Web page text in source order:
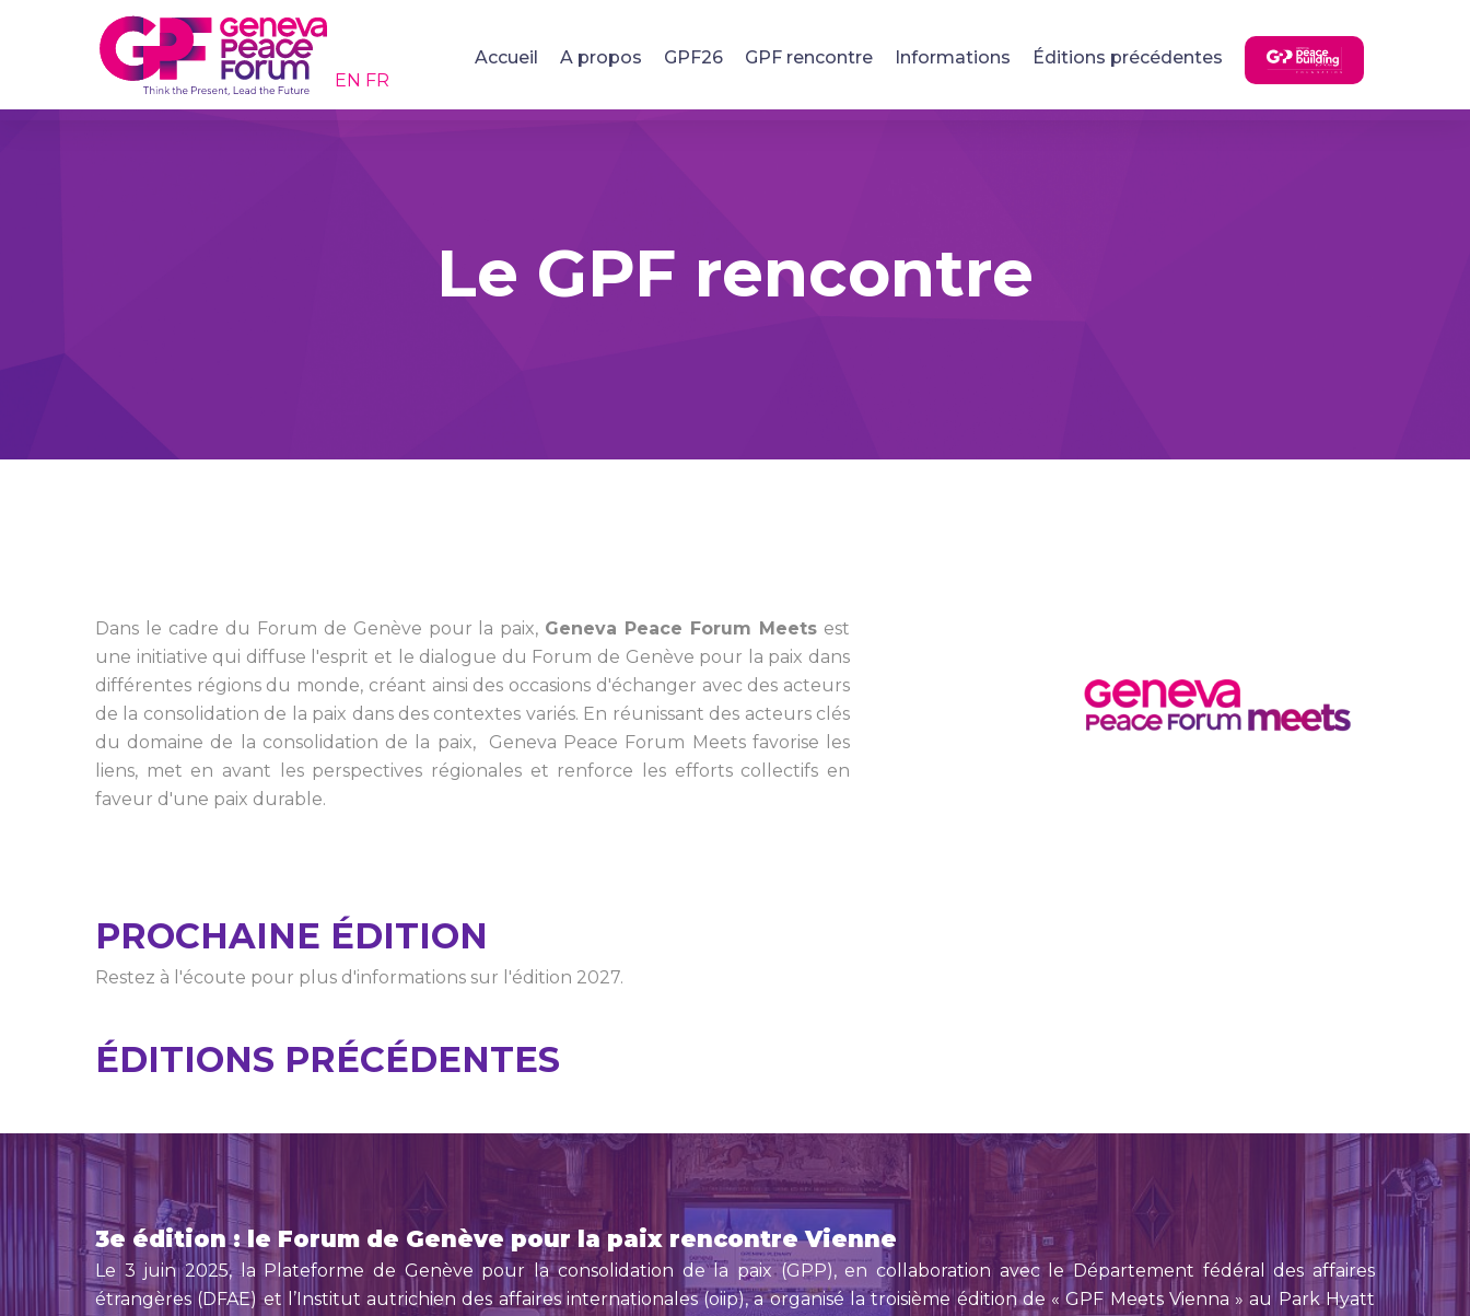
EN FR
Accueil A propos GPF26 GPF rencontre Informations Éditions précédentes
Le GPF rencontre
Dans le cadre du Forum de Genève pour la paix, Geneva Peace Forum Meets est
une initiative qui diffuse l'esprit et le dialogue du Forum de Genève pour la paix dans
différentes régions du monde, créant ainsi des occasions d'échanger avec des acteurs
de la consolidation de la paix dans des contextes variés. En réunissant des acteurs clés
du domaine de la consolidation de la paix, Geneva Peace Forum Meets favorise les
liens, met en avant les perspectives régionales et renforce les efforts collectifs en
faveur d'une paix durable.
PROCHAINE ÉDITION
Restez à l'écoute pour plus d'informations sur l'édition 2027.
ÉDITIONS PRÉCÉDENTES
3e édition : le Forum de Genève pour la paix rencontre Vienne
Le 3 juin 2025, la Plateforme de Genève pour la consolidation de la paix (GPP), en collaboration avec le Département fédéral des affaires
étrangères (DFAE) et l’Institut autrichien des affaires internationales (oiip), a organisé la troisième édition de « GPF Meets Vienna » au Park Hyatt